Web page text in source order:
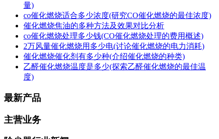
量)
co催化燃烧适合多少浓度(研究CO催化燃烧的最佳浓度)
催化燃烧焦油的多种方法及效果对比分析
co催化燃烧处理多少钱(CO催化燃烧处理的费用概述)
2万风量催化燃烧用多少电(讨论催化燃烧的电力消耗)
催化燃烧催化剂有多少种(介绍催化燃烧的种类)
乙醛催化燃烧温度是多少(探索乙醛催化燃烧的最佳温
度)
最新产品
主营业务